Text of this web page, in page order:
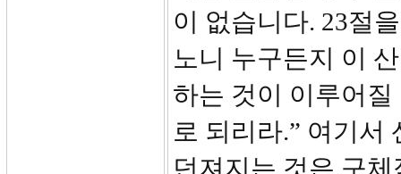
이 없습니다. 23절
노니 누구든지 이
하는 것이 이루어
로 되리라.” 여기서
던져지는 것은 구